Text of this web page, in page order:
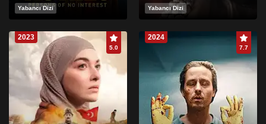
Yabancı Dizi Yabancı Dizi
2023
5.0
2024
7.7